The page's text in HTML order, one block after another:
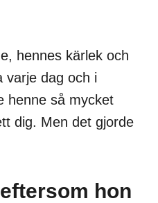
hennes kärlek och
varje dag och i
henne så mycket
dig. Men det gjorde
hon